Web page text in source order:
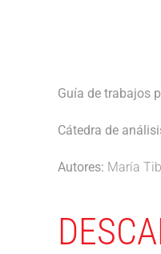
Guía de trabajos
Cátedra de
Autores: María